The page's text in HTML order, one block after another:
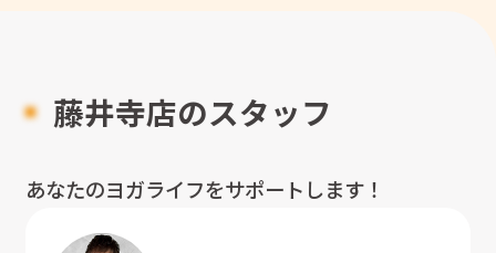
藤井寺店のスタッフ
あなたのヨガライフをサポートします！